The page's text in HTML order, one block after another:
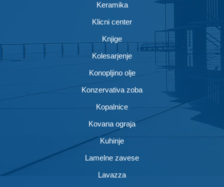
Keramika
Klicni center
Knjige
Kolesarjenje
Konopljino olje
Konzervativa zoba
Kopalnice
Kovana ograja
Kuhinje
Lamelne zavese
Lavazza